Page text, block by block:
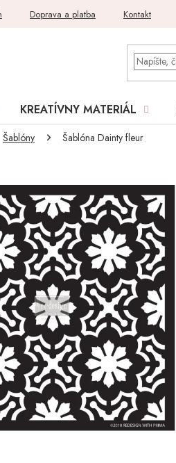
Doprava a platba Kontakt
KREATÍVNY MATERIÁL
Šablóny Šablóna Dainty fleur